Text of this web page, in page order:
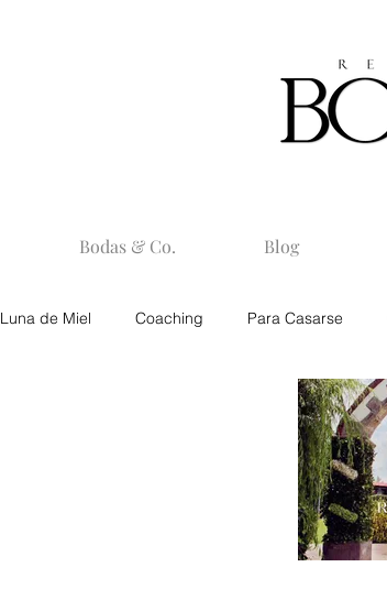
Bodas & Co. Blog
Luna de Miel Coaching Para Casarse